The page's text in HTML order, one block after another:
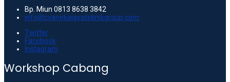
Bp. Miun 0813 8638 3842
info@cvanekajayateknikgroup.com
Twitter
Facebook
Instagram
Workshop Cabang